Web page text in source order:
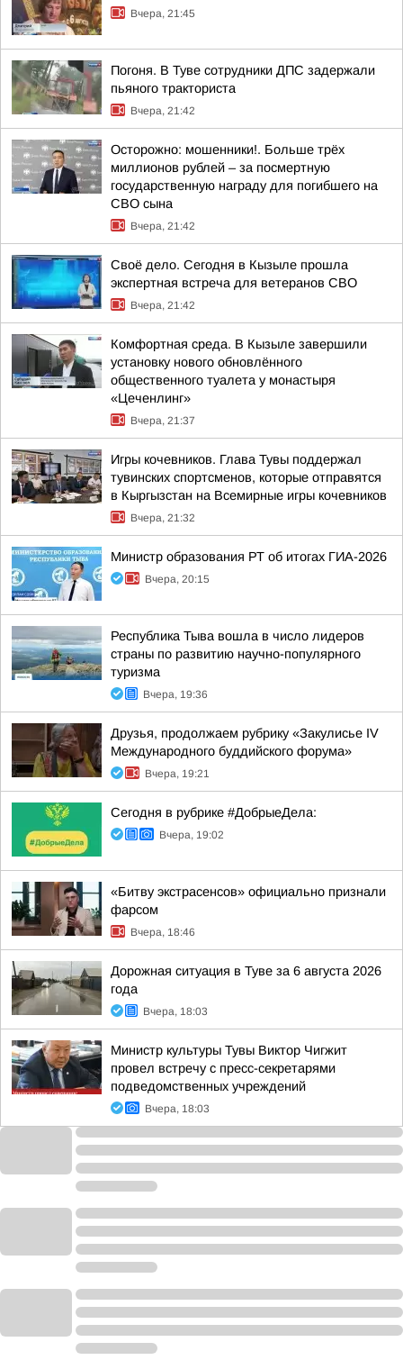
Вчера, 21:45
Погоня. В Туве сотрудники ДПС задержали
пьяного тракториста
Вчера, 21:42
Осторожно: мошенники!. Больше трёх
миллионов рублей – за посмертную
государственную награду для погибшего на
СВО сына
Вчера, 21:42
Своё дело. Сегодня в Кызыле прошла
экспертная встреча для ветеранов СВО
Вчера, 21:42
Комфортная среда. В Кызыле завершили
установку нового обновлённого
общественного туалета у монастыря
«Цеченлинг»
Вчера, 21:37
Игры кочевников. Глава Тувы поддержал
тувинских спортсменов, которые отправятся
в Кыргызстан на Всемирные игры кочевников
Вчера, 21:32
Министр образования РТ об итогах ГИА-2026
Вчера, 20:15
Республика Тыва вошла в число лидеров
страны по развитию научно-популярного
туризма
Вчера, 19:36
Друзья, продолжаем рубрику «Закулисье IV
Международного буддийского форума»
Вчера, 19:21
Сегодня в рубрике #ДобрыеДела:
Вчера, 19:02
«Битву экстрасенсов» официально признали
фарсом
Вчера, 18:46
Дорожная ситуация в Туве за 6 августа 2026
года
Вчера, 18:03
Министр культуры Тувы Виктор Чигжит
провел встречу с пресс-секретарями
подведомственных учреждений
Вчера, 18:03